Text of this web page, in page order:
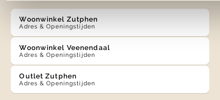
Woonwinkel Zutphen
Adres & Openingstijden
Woonwinkel Veenendaal
Adres & Openingstijden
Outlet Zutphen
Adres & Openingstijden